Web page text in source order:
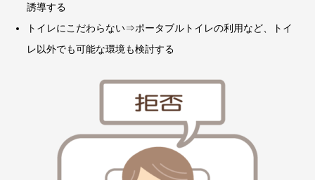
誘導する
トイレにこだわらない⇒ポータブルトイレの利用など、トイ
レ以外でも可能な環境も検討する